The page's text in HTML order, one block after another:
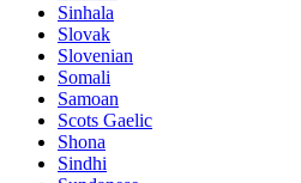
Sinhala
Slovak
Slovenian
Somali
Samoan
Scots Gaelic
Shona
Sindhi